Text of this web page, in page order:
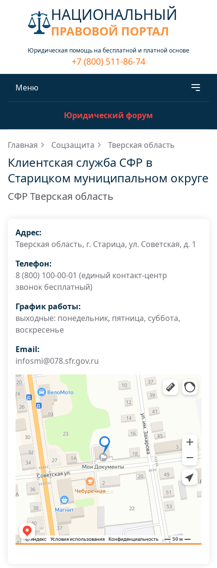
НАЦИОНАЛЬНЫЙ
ПРАВОВОЙ ПОРТАЛ
Юридическая помощь на бесплатной и платной основе
+7 (800) 511-86-74
Меню
Юридический форум
Главная Соцзащита Тверская область
Клиентская служба СФР в
Старицком муниципальном округе
СФР Тверская область
Адрес:
Тверская область, г. Старица, ул. Советская, д. 1
Телефон:
8 (800) 100-00-01 (единый контакт-центр
звонок бесплатный)
График работы:
выходные: понедельник, пятница, суббота,
воскресенье
Email:
infosmi@078.sfr.gov.ru